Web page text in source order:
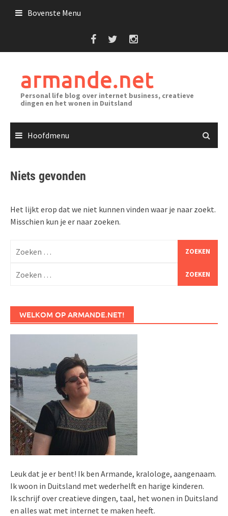
Bovenste Menu
armande.net
Personal life blog over internet business, creatieve
dingen en het wonen in Duitsland
Hoofdmenu
Niets gevonden
Het lijkt erop dat we niet kunnen vinden waar je naar zoekt.
Misschien kun je er naar zoeken.
naar:
naar:
WELKOM OP ARMANDE.NET!
Leuk dat je er bent! Ik ben Armande, kralologe, aangenaam.
Ik woon in Duitsland met wederhelft en harige kinderen.
Ik schrijf over creatieve dingen, taal, het wonen in Duitsland
en alles wat met internet te maken heeft.